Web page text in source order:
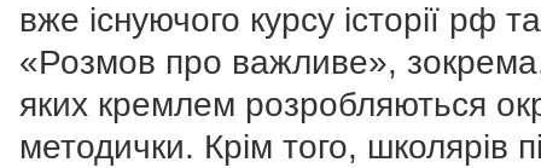
вже існуючого курсу історії рф та
«Розмов про важливе»,
яких кремлем розробляються
методички. Крім того, школярів